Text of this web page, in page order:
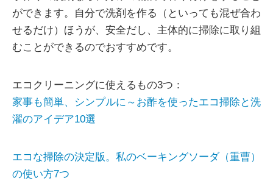
ができます。自分で洗剤を作る（といっても混ぜ合わ
せるだけ）ほうが、安全だし、主体的に掃除に取り組
むことができるのでおすすめです。
エコクリーニングに使えるもの3つ：
家事も簡単、シンプルに～お酢を使ったエコ掃除と洗
濯のアイデア10選
エコな掃除の決定版。私のベーキングソーダ（重曹）
の使い方7つ